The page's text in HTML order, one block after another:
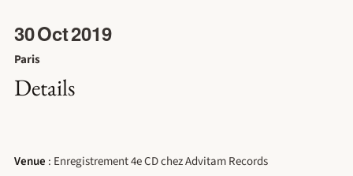
30Oct2019
Paris
Details
Venue : Enregistrement 4e CD chez Advitam Records